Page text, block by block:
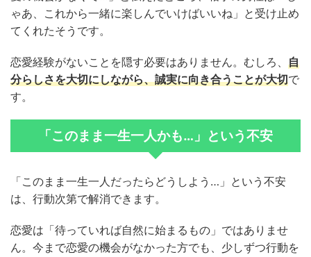
ゃあ、これから一緒に楽しんでいけばいいね」と受け止め
てくれたそうです。
恋愛経験がないことを隠す必要はありません。むしろ、 自
分らしさを大切にしながら、誠実に向き合うことが大切で
す。
「このまま一生一人かも…」という不安
「このまま一生一人だったらどうしよう…」という不安
は、行動次第で解消できます。
恋愛は「待っていれば自然に始まるもの」ではありませ
ん。今まで恋愛の機会がなかった方でも、少しずつ行動を